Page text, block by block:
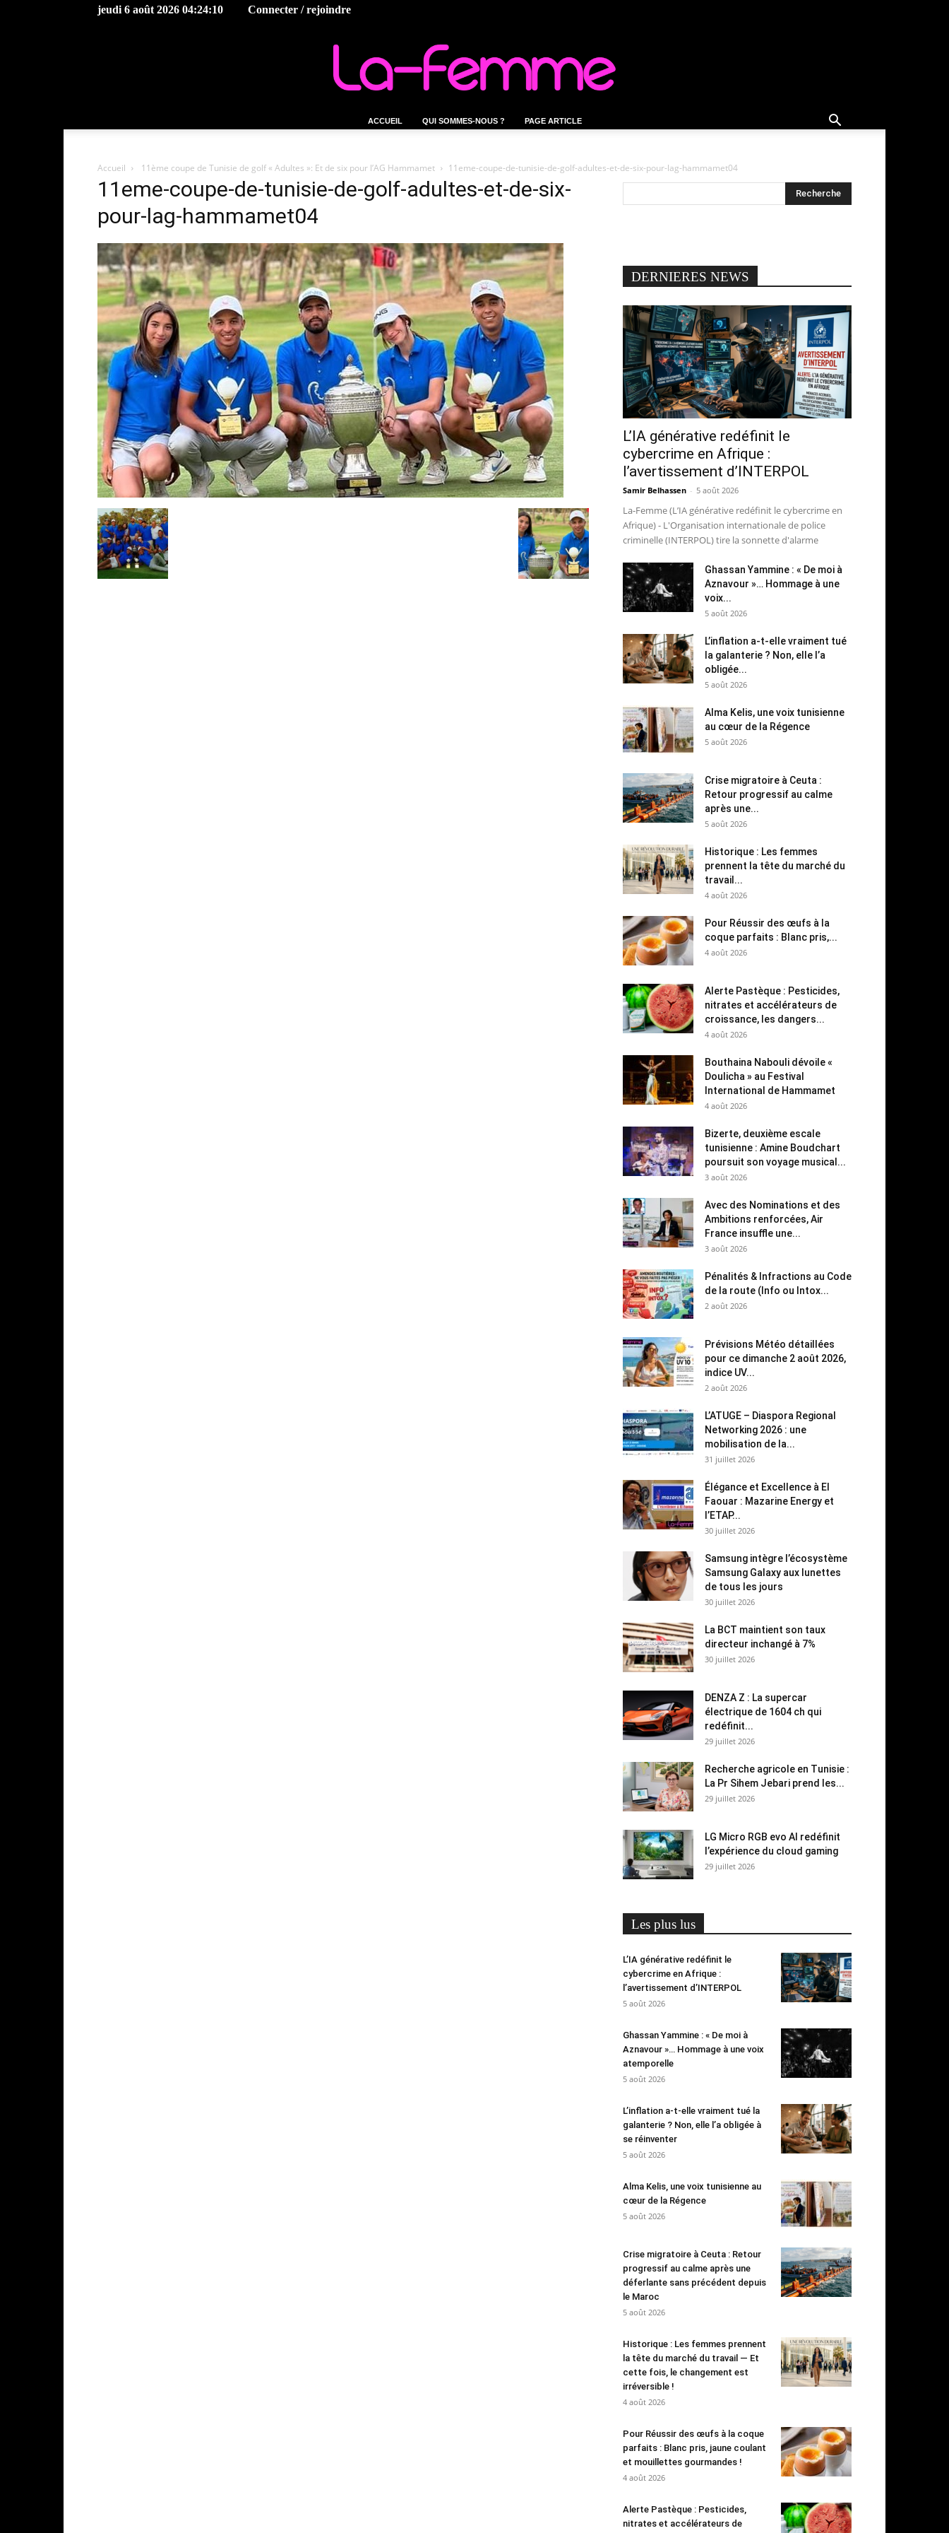
jeudi 6 août 2026 04:24:10 Connecter / rejoindre
ACCUEIL QUI SOMMES-NOUS ? PAGE ARTICLE
Accueil 11ème coupe de Tunisie de golf « Adultes »: Et de six pour l’AG Hammamet 11eme-coupe-de-tunisie-de-golf-adultes-et-de-six-pour-lag-hammamet04
11eme-coupe-de-tunisie-de-golf-adultes-et-de-six-
pour-lag-hammamet04
DERNIERES NEWS
L’IA générative redéfinit le
cybercrime en Afrique :
l’avertissement d’INTERPOL
Samir Belhassen - 5 août 2026
La-Femme (L’IA générative redéfinit le cybercrime en
Afrique) - L'Organisation internationale de police
criminelle (INTERPOL) tire la sonnette d'alarme
Ghassan Yammine : « De moi à
Aznavour »… Hommage à une
voix...
5 août 2026
L’inflation a-t-elle vraiment tué
la galanterie ? Non, elle l’a
obligée...
5 août 2026
Alma Kelis, une voix tunisienne
au cœur de la Régence
5 août 2026
Crise migratoire à Ceuta :
Retour progressif au calme
après une...
5 août 2026
Historique : Les femmes
prennent la tête du marché du
travail...
4 août 2026
Pour Réussir des œufs à la
coque parfaits : Blanc pris,...
4 août 2026
Alerte Pastèque : Pesticides,
nitrates et accélérateurs de
croissance, les dangers...
4 août 2026
Bouthaina Nabouli dévoile «
Doulicha » au Festival
International de Hammamet
4 août 2026
Bizerte, deuxième escale
tunisienne : Amine Boudchart
poursuit son voyage musical...
3 août 2026
Avec des Nominations et des
Ambitions renforcées, Air
France insuffle une...
3 août 2026
Pénalités & Infractions au Code
de la route (Info ou Intox...
2 août 2026
Prévisions Météo détaillées
pour ce dimanche 2 août 2026,
indice UV...
2 août 2026
L’ATUGE – Diaspora Regional
Networking 2026 : une
mobilisation de la...
31 juillet 2026
Élégance et Excellence à El
Faouar : Mazarine Energy et
l’ETAP...
30 juillet 2026
Samsung intègre l’écosystème
Samsung Galaxy aux lunettes
de tous les jours
30 juillet 2026
La BCT maintient son taux
directeur inchangé à 7%
30 juillet 2026
DENZA Z : La supercar
électrique de 1604 ch qui
redéfinit...
29 juillet 2026
Recherche agricole en Tunisie :
La Pr Sihem Jebari prend les...
29 juillet 2026
LG Micro RGB evo AI redéfinit
l’expérience du cloud gaming
29 juillet 2026
Les plus lus
L’IA générative redéfinit le
cybercrime en Afrique :
l’avertissement d’INTERPOL
5 août 2026
Ghassan Yammine : « De moi à
Aznavour »… Hommage à une voix
atemporelle
5 août 2026
L’inflation a-t-elle vraiment tué la
galanterie ? Non, elle l’a obligée à
se réinventer
5 août 2026
Alma Kelis, une voix tunisienne au
cœur de la Régence
5 août 2026
Crise migratoire à Ceuta : Retour
progressif au calme après une
déferlante sans précédent depuis
le Maroc
5 août 2026
Historique : Les femmes prennent
la tête du marché du travail — Et
cette fois, le changement est
irréversible !
4 août 2026
Pour Réussir des œufs à la coque
parfaits : Blanc pris, jaune coulant
et mouillettes gourmandes !
4 août 2026
Alerte Pastèque : Pesticides,
nitrates et accélérateurs de